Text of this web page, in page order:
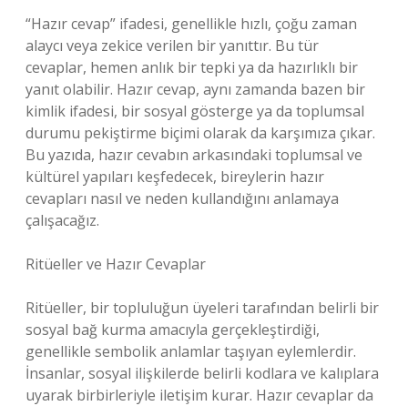
“Hazır cevap” ifadesi, genellikle hızlı, çoğu zaman
alaycı veya zekice verilen bir yanıttır. Bu tür
cevaplar, hemen anlık bir tepki ya da hazırlıklı bir
yanıt olabilir. Hazır cevap, aynı zamanda bazen bir
kimlik ifadesi, bir sosyal gösterge ya da toplumsal
durumu pekiştirme biçimi olarak da karşımıza çıkar.
Bu yazıda, hazır cevabın arkasındaki toplumsal ve
kültürel yapıları keşfedecek, bireylerin hazır
cevapları nasıl ve neden kullandığını anlamaya
çalışacağız.
Ritüeller ve Hazır Cevaplar
Ritüeller, bir topluluğun üyeleri tarafından belirli bir
sosyal bağ kurma amacıyla gerçekleştirdiği,
genellikle sembolik anlamlar taşıyan eylemlerdir.
İnsanlar, sosyal ilişkilerde belirli kodlara ve kalıplara
uyarak birbirleriyle iletişim kurar. Hazır cevaplar da